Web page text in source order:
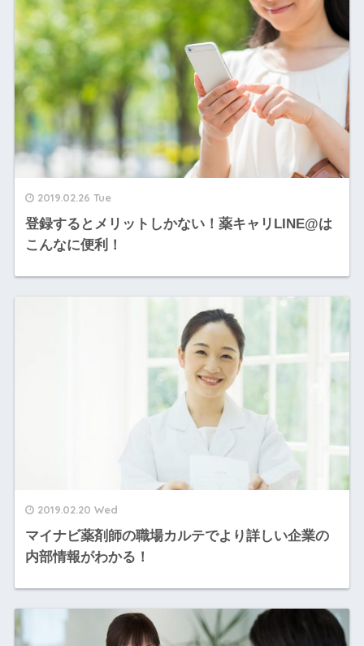
2019.02.26 Tue
登録するとメリットしかない！薬キャリLINE@は
こんなに便利！
2019.02.20 Wed
マイナビ薬剤師の職場カルテでより詳しい企業の
内部情報がわかる！